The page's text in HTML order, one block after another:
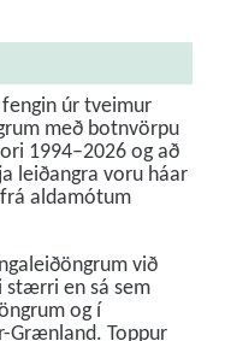
úr tveimur
með botnvörpu
1994–2026 og að
leiðangra voru háar
aldamótum
við
stærri en sá sem
og í
Grænland. Toppur